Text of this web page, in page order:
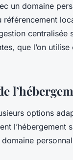
un domaine
centralisée
que l’on
options